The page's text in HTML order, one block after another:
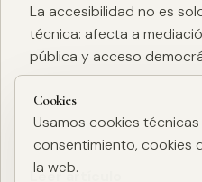
La accesibilidad no es
técnica: afecta a
pública y acceso
Leer artículo
Cookies
Usamos cookies
consentimiento, cookies
la web.